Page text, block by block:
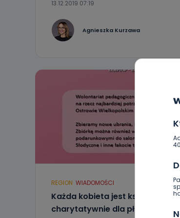
13.12.2019 07:19
Agnieszka Kurzawa
REGION WIADOMOŚCI
Każda kobieta jest księżniczką –
charytatywnie dla płci pięknej